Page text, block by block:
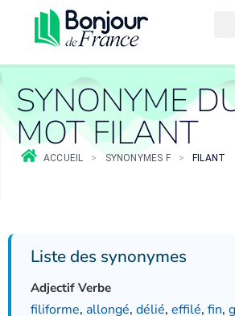
SYNONYME
MOT FILANT
ACCUEIL > SYNONYMES F > FILANT
Liste des synonymes
Adjectif Verbe
filiforme, allongé, délié, effilé, fin,